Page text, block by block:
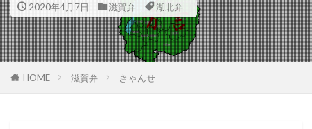
2020年4月7日 滋賀弁 湖北弁
HOME 滋賀弁 きゃんせ